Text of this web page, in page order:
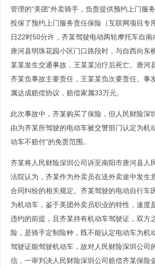
管理的“美团”外卖骑手，负责提供预约上门服
投保了预约上门服务责任保险（互联网项目专
日22时50分许，齐某驾驶电动两轮摩托车自
唐河县明珠花园小区门口路段时，与自西向东
某某发生交通事故，王某某治疗后死亡。唐河
齐某负事故主要责任，王某某负次要责任。事
属达成赔偿协议，赔偿家属33万元。
此次事故中，齐某购买了保险，但人民财险深
由为齐某所驾驶的电动车被交警部门认定为机
动车不赔付”的免责范围。
齐某将人民财险深圳公司诉至南阳市唐河县人
法院认为，齐某作为外卖员在送外卖途中发生
合同纠纷的相关规定。齐某驾驶的电动自行车
为机动车，鉴于美团外卖员职业的特性，速度
违约的前提，且齐某持有机动车驾驶证，双方
险，是骑手定制险种，既不能认定电动车为机
驾驶证能驾驶机动车，故对人民财险深圳公司
信，一审判决人民财险深圳公司赔偿齐某保险